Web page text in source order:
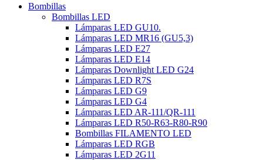
Bombillas
Bombillas LED
Lámparas LED GU10.
Lámparas LED MR16 (GU5,3)
Lámparas LED E27
Lámparas LED E14
Lámparas Downlight LED G24
Lámparas LED R7S
Lámparas LED G9
Lámparas LED G4
Lámparas LED AR-111/QR-111
Lámparas LED R50-R63-R80-R90
Bombillas FILAMENTO LED
Lámparas LED RGB
Lámparas LED 2G11